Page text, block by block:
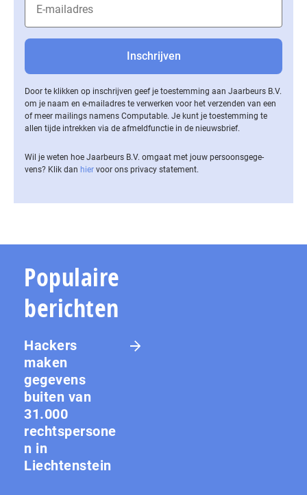
Door te klikken op inschrijven geef je toestemming aan Jaarbeurs B.V.
om je naam en e-mailadres te verwerken voor het verzenden van een
of meer mailings namens Computable. Je kunt je toestemming te
allen tijde intrekken via de af­meld­func­tie in de nieuwsbrief.
Wil je weten hoe Jaarbeurs B.V. omgaat met jouw per­soons­ge­ge­
vens? Klik dan hier voor ons privacy statement.
Populaire
berichten
Hackers
maken
gegevens
buiten van
31.000
rechtspersone
n in
Liechtenstein